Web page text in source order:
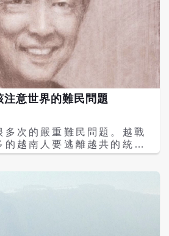
會的疏離感問題。照說這個
輩和好朋友的，如果她和這
可能會牽涉到警察。因為關
將她暫時接到他家去住幾
兒的情緒都安定下來以後，
有和親
於一個軟體?我相信這是
種習慣，她是有其他長輩
是他們大概不會真正地關
不能從這些人那裡得到溫
須通過一個博士班檢定考
是沒有範圍的，可以想見我
了，但是我有一個好友，所
，告訴他，我非常緊張。他
帶我到一個山上看看萬家燈
一句安慰的話，但我的心情
上我睡得很好，隔天也考得
意世界的難民問題
多次的嚴重難民問題。越戰
的越南人要逃離越共的統
所謂船民，他們漂流在海
拒絕這些反共的越南人。
多國家不願接受難民。美
從中南美洲偷渡進入，最近
進入美國，結果被淹死。父